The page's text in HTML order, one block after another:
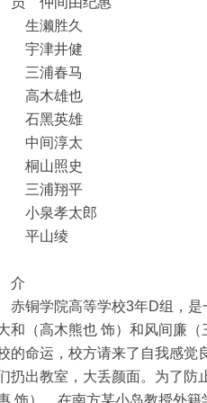
胜久
井健
春马
雄也
英雄
淳太
照史
翔平
孝太郎
绫
院高等学校3年D组，是一个
和（高木熊也 饰）和风间廉
的命运，校方请来了自我感觉
扔出教室，大丢颜面。为了
饰）。在南方某小岛教授外